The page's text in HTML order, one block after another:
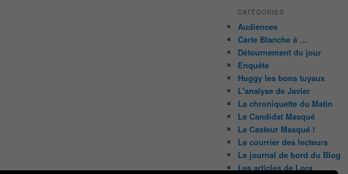
CATÉGORIES
Audiences
Carte Blanche à …
Détournement du jour
Enquête
Huggy les bons tuyaux
L'analyse de Javier
La chroniquette du Matin
Le Candidat Masqué
Le Casteur Masqué !
Le courrier des lecteurs
Le journal de bord du Blog
Les articles de Lora